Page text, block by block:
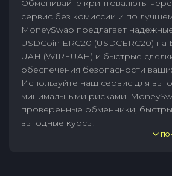
Обменивайте криптовалюты
сервис без комиссии и по
MoneySwap предлагает
USDCoin ERC20 (USDCERC20) на
UAH (WIREUAH) и быстрые
обеспечения безопасности
Используйте наш сервис для
минимальными рисками.
проверенные обменники,
выгодные курсы.